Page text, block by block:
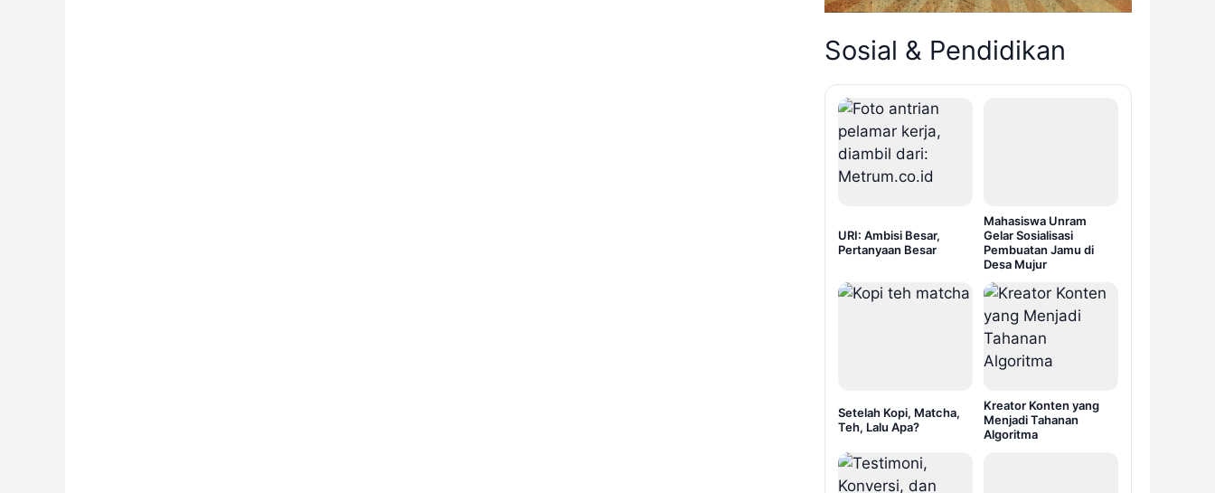
Sosial & Pendidikan
URI: Ambisi Besar,
Pertanyaan Besar
Mahasiswa Unram
Gelar Sosialisasi
Pembuatan Jamu di
Desa Mujur
Setelah Kopi, Matcha,
Teh, Lalu Apa?
Kreator Konten yang
Menjadi Tahanan
Algoritma